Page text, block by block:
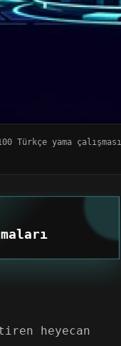
Türkçe yama çalışması
heyecan